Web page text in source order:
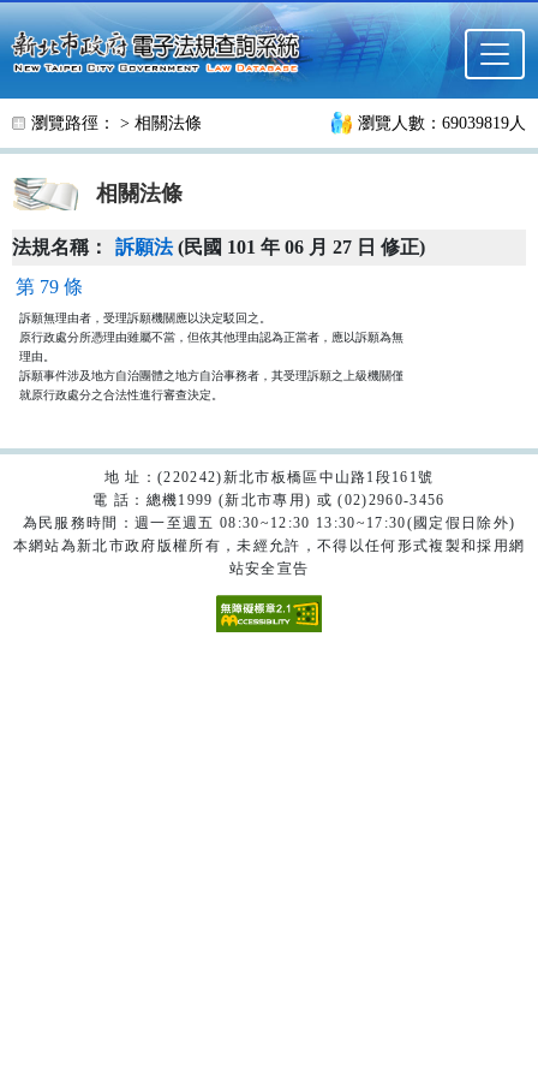
跳至主要內容
瀏覽路徑： > 相關法條 瀏覽人數：69039819人
相關法條
法規名稱： 訴願法(民國 101 年 06 月 27 日 修正)
第 79 條
訴願無理由者，受理訴願機關應以決定駁回之。
原行政處分所憑理由雖屬不當，但依其他理由認為正當者，應以訴願為無
理由。
訴願事件涉及地方自治團體之地方自治事務者，其受理訴願之上級機關僅
就原行政處分之合法性進行審查決定。
地 址：(220242)新北市板橋區中山路1段161號
電 話：總機1999 (新北市專用) 或 (02)2960-3456
為民服務時間：週一至週五 08:30~12:30 13:30~17:30(國定假日除外)
本網站為新北市政府版權所有，未經允許，不得以任何形式複製和採用網
站安全宣告